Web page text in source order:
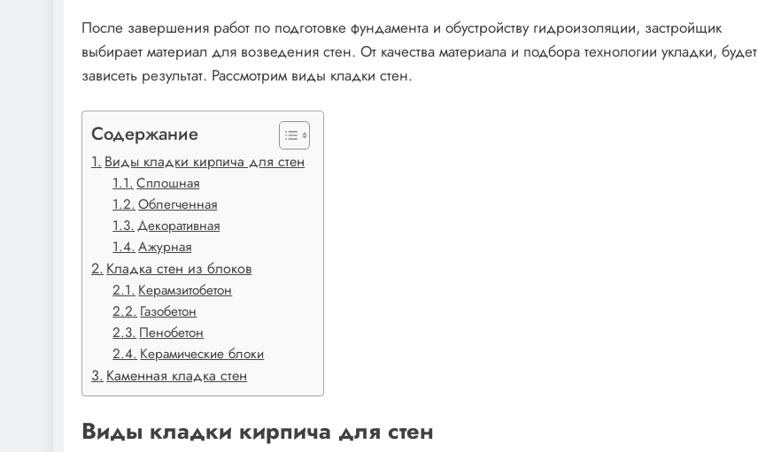
После завершения работ по подготовке фундамента и обустройству гидроизоляции, застройщик
выбирает материал для возведения стен. От качества материала и подбора технологии укладки, будет
зависеть результат. Рассмотрим виды кладки стен.
Содержание
Виды кладки кирпича для стен
Сплошная
Облегченная
Декоративная
Ажурная
Кладка стен из блоков
Керамзитобетон
Газобетон
Пенобетон
Керамические блоки
Каменная кладка стен
Виды кладки кирпича для стен